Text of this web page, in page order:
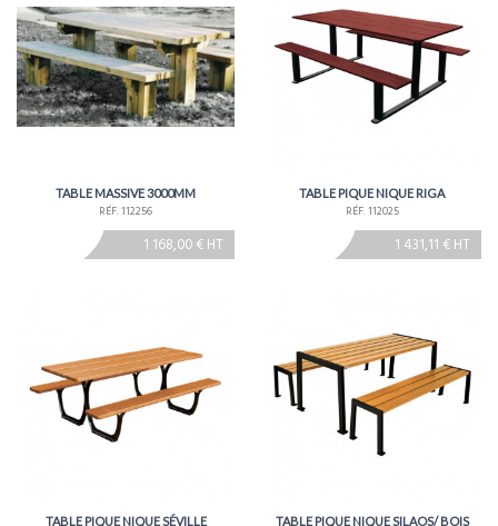
TABLE MASSIVE 3000MM
RÉF. 112256
1 168,00 € HT
TABLE PIQUE NIQUE RIGA
RÉF. 112025
1 431,11 € HT
TABLE PIQUE NIQUE SÉVILLE TABLE PIQUE NIQUE SILAOS/ BOIS